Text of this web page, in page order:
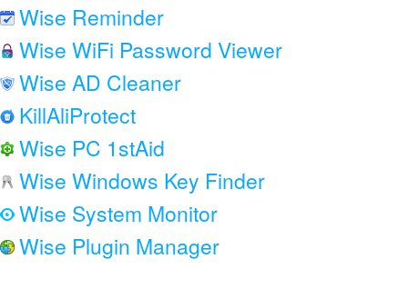
Wise Reminder
Wise WiFi Password Viewer
Wise AD Cleaner
KillAliProtect
Wise PC 1stAid
Wise Windows Key Finder
Wise System Monitor
Wise Plugin Manager